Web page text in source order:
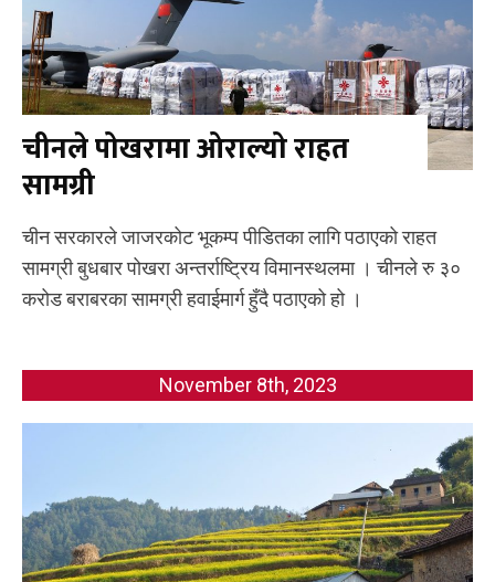
चीनले पोखरामा ओराल्यो राहत
सामग्री
चीन सरकारले जाजरकोट भूकम्प पीडितका लागि पठाएको राहत
सामग्री बुधबार पोखरा अन्तर्राष्ट्रिय विमानस्थलमा । चीनले रु ३०
करोड बराबरका सामग्री हवाईमार्ग हुँदै पठाएको हो ।
November 8th, 2023